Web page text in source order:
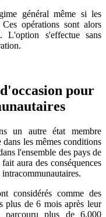
général même si les
opérations sont alors
s'effectue sans
pour
un autre état membre
les mêmes conditions
l'ensemble des pays de
aura des conséquences
considérés comme des
plus de 6 mois après leur
plus de 6.000